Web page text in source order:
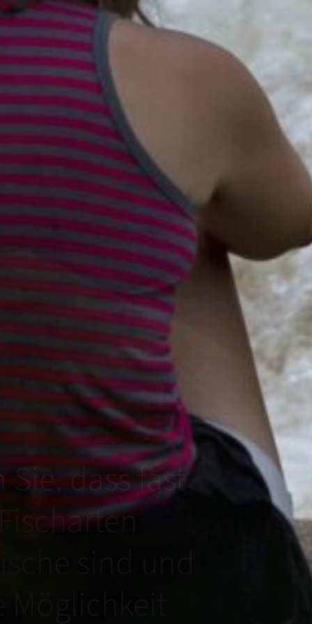
Sie, dass fast
sind und